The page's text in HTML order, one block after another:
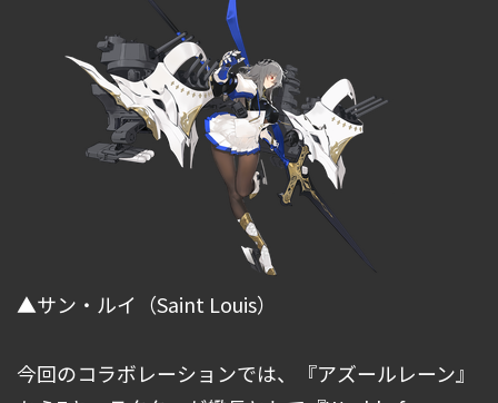
▲サン・ルイ（Saint Louis）
今回のコラボレーションでは、『アズールレーン』